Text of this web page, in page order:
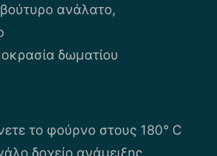
ανάλατο,
δωματίου
το φούρνο στους 180° C
δοχείο ανάμειξης,